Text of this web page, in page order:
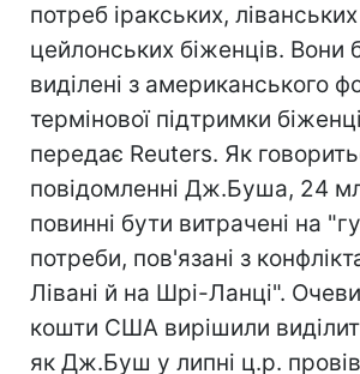
потреб іракських, ліванських
цейлонських біженців. Вони
виділені з американського
термінової підтримки
передає Reuters. Як
повідомленні Дж.Буша, 24
повинні бути витрачені на
потреби, пов'язані з
Лівані й на Шрі-Ланці".
кошти США вирішили
як Дж.Буш у липні ц.р. провів